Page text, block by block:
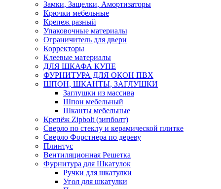
Замки, Защелки, Амортизаторы
Крючки мебельные
Крепеж разный
Упаковочные материалы
Ограничитель для двери
Корректоры
Клеевые материалы
ДЛЯ ШКАФА КУПЕ
ФУРНИТУРА ДЛЯ ОКОН ПВХ
ШПОН, ШКАНТЫ, ЗАГЛУШКИ
Заглушки из массива
Шпон мебельный
Шканты мебельные
Крепёж Zipbolt (зипболт)
Сверло по стеклу и керамической плитке
Сверло Форстнера по дереву
Плинтус
Вентиляционная Решетка
Фурнитура для Шкатулок
Ручки для шкатулки
Угол для шкатулки